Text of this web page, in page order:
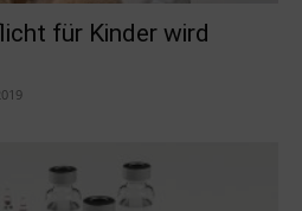
für Kinder wird